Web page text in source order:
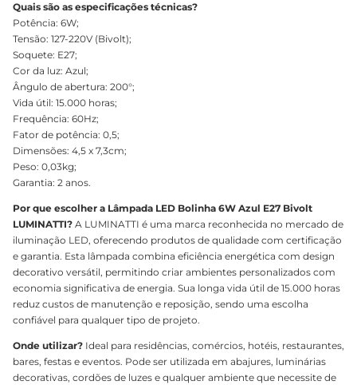
Quais são as especificações técnicas?
Potência: 6W;
Tensão: 127-220V (Bivolt);
Soquete: E27;
Cor da luz: Azul;
Ângulo de abertura: 200°;
Vida útil: 15.000 horas;
Frequência: 60Hz;
Fator de potência: 0,5;
Dimensões: 4,5 x 7,3cm;
Peso: 0,03kg;
Garantia: 2 anos.
Por que escolher a Lâmpada LED Bolinha 6W Azul E27 Bivolt
LUMINATTI? A LUMINATTI é uma marca reconhecida no mercado de
iluminação LED, oferecendo produtos de qualidade com certificação
e garantia. Esta lâmpada combina eficiência energética com design
decorativo versátil, permitindo criar ambientes personalizados com
economia significativa de energia. Sua longa vida útil de 15.000 horas
reduz custos de manutenção e reposição, sendo uma escolha
confiável para qualquer tipo de projeto.
Onde utilizar? Ideal para residências, comércios, hotéis, restaurantes,
bares, festas e eventos. Pode ser utilizada em abajures, luminárias
decorativas, cordões de luzes e qualquer ambiente que necessite de